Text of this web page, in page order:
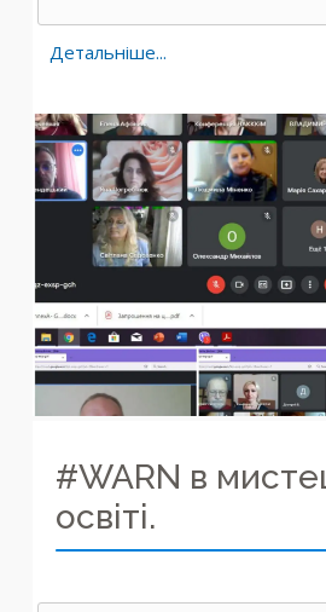
Детальніше...
#WARN в
освіті.